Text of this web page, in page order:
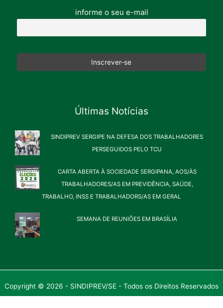
informe o seu e-mail
Últimas Notícias
SINDIPREV SERGIPE NA DEFESA DOS TRABALHADORES
PERSEGUIDOS PELO TCU
CARTA ABERTA À SOCIEDADE SERGIPANA, AOS/ÀS
TRABALHADORES/AS EM PREVIDÊNCIA, SAÚDE,
TRABALHO, INSS E TRABALHADORS/AS EM GERAL
SEMANA DE REUNIÕES EM BRASÍLIA
Copyright © 2026 - SINDIPREV/SE - Todos os Direitos Reservados